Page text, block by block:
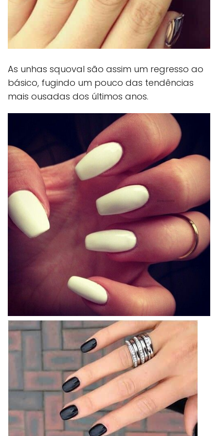
As unhas squoval são assim um regresso ao
básico, fugindo um pouco das tendências
mais ousadas dos últimos anos.